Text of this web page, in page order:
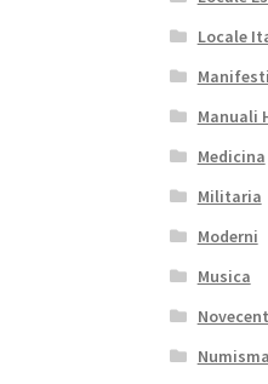
Locale
Manuali
Medicina
Militaria
Moderni
Musica